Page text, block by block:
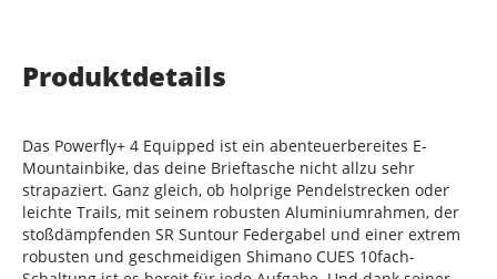
Produktdetails
Das Powerfly+ 4 Equipped ist ein abenteuerbereites E-
Mountainbike, das deine Brieftasche nicht allzu sehr
strapaziert. Ganz gleich, ob holprige Pendelstrecken oder
leichte Trails, mit seinem robusten Aluminiumrahmen, der
stoßdämpfenden SR Suntour Federgabel und einer extrem
robusten und geschmeidigen Shimano CUES 10fach-